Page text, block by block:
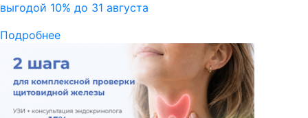
выгодой 10% до 31 августа
Подробнее